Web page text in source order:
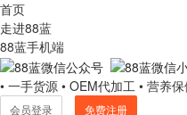
首页
走进88蓝
88蓝手机端
• 一手货源 • OEM代加工 • 营养
会员登录 免费注册